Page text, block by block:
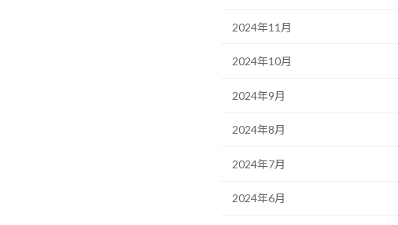
2024年11月
2024年10月
2024年9月
2024年8月
2024年7月
2024年6月